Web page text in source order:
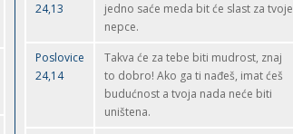
24,13
jedno saće meda bit će slast za tvoje
nepce.
Poslovice
24,14
Takva će za tebe biti mudrost, znaj
to dobro! Ako ga ti nađeš, imat ćeš
budućnost a tvoja nada neće biti
uništena.